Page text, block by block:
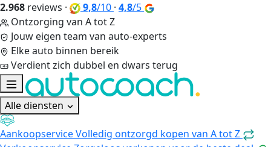
2.968 reviews · 9,8/10 · 4,8/5
Ontzorging van A tot Z
Jouw eigen team van auto-experts
Elke auto binnen bereik
Verdient zich dubbel en dwars terug
Alle diensten
AankoopserviceVolledig ontzorgd kopen van A tot Z